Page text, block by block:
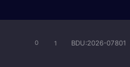
0 1 BDU:2026-07801